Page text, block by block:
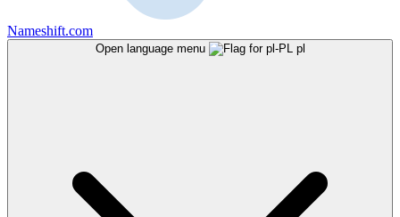
Nameshift.com
Open language menu pl